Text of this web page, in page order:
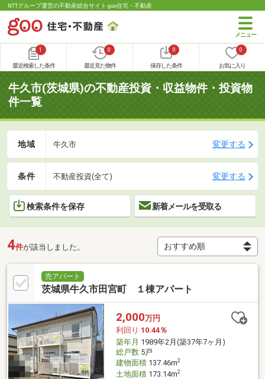
NTTグループ運営の不動産総合サイト goo住宅・不動産
1
最近検索した条件
0
最近見た物件
0
保存した条件
0
お気に入り
牛久市(茨城県)の不動産投資・収益物件・投資物
件一覧
地域 牛久市 変更する
条件 不動産投資(全て) 変更する
検索条件を保存 新着メールを受取る
4件が該当しました。
売アパート
茨城県牛久市田宮町 １棟アパート
2,000万円
利回り 10.44％
築年月 1989年2月(築37年7ヶ月)
総戸数5戸
建物面積137.46m2
土地面積173.14m2